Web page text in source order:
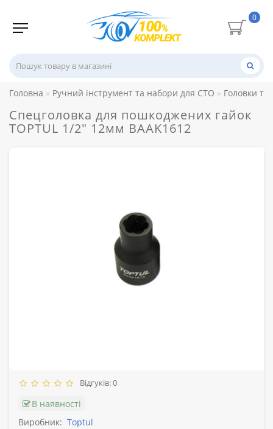
0
Головна Ручний інструмент та набори для СТО Головки
Спецголовка для пошкоджених гайок
TOPTUL 1/2" 12мм BAAK1612
Відгуків: 0
В наявності
Виробник: Toptul